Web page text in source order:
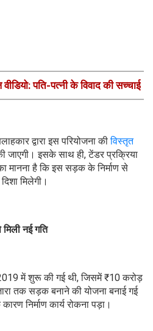
पति-पत्नी के विवाद की सच्चाई
द्वारा इस परियोजना कीविस्तृत
जाएगी। इसके साथ ही, टेंडर प्रक्रिया
मानना है कि इस सड़क के निर्माण से
मिलेगी।
नई गति
में शुरू की गई थी, जिसमें ₹10 करोड़
तक सड़क बनाने की योजना बनाई गई
निर्माण कार्य रोकना पड़ा।